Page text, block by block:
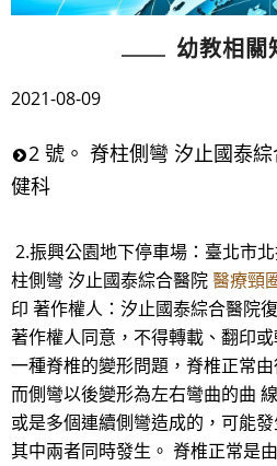
幼教相關
2021-08-09
2 號。 脊柱側彎 汐止國泰
健科
2.振興公園地下停車場：臺北市
柱側彎 汐止國泰綜合醫院醫療頸
印 著作權人：汐止國泰綜合醫院
著作權人同意，不得轉載、翻印
一種脊椎的變形問題，脊椎正常
而側彎以後變形為左右彎曲的曲 線
或是多個連續側彎造成的，可能
其中兩者同時發生。 脊椎正常是